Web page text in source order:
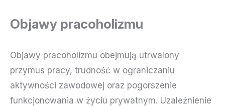
Objawy pracoholizmu
Objawy pracoholizmu obejmują utrwalony
przymus pracy, trudność w ograniczaniu
aktywności zawodowej oraz pogorszenie
funkcjonowania w życiu prywatnym. Uzależnienie